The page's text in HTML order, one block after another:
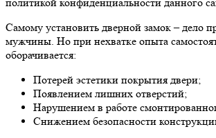
Самому установить дверной замок – дело
мужчины. Но при нехватке опыта
оборачивается:
Потерей эстетики покрытия двери;
Появлением лишних отверстий;
Нарушением в работе
Снижением безопасности